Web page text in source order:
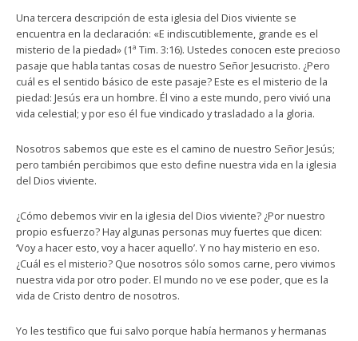
Una tercera descripción de esta iglesia del Dios viviente se
encuentra en la declaración: «E indiscutiblemente, grande es el
misterio de la piedad» (1ª Tim. 3:16). Ustedes conocen este precioso
pasaje que habla tantas cosas de nuestro Señor Jesucristo. ¿Pero
cuál es el sentido básico de este pasaje? Este es el misterio de la
piedad: Jesús era un hombre. Él vino a este mundo, pero vivió una
vida celestial; y por eso él fue vindicado y trasladado a la gloria.
Nosotros sabemos que este es el camino de nuestro Señor Jesús;
pero también percibimos que esto define nuestra vida en la iglesia
del Dios viviente.
¿Cómo debemos vivir en la iglesia del Dios viviente? ¿Por nuestro
propio esfuerzo? Hay algunas personas muy fuertes que dicen:
‘Voy a hacer esto, voy a hacer aquello’. Y no hay misterio en eso.
¿Cuál es el misterio? Que nosotros sólo somos carne, pero vivimos
nuestra vida por otro poder. El mundo no ve ese poder, que es la
vida de Cristo dentro de nosotros.
Yo les testifico que fui salvo porque había hermanos y hermanas